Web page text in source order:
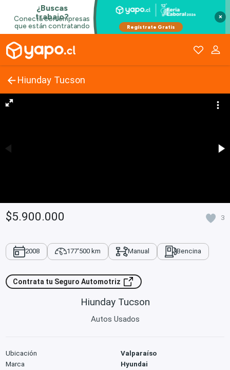
×
Hiunday Tucson
$5.900.000 3
2008 177'500 km Manual Bencina
Contrata tu Seguro Automotriz
Hiunday Tucson
Autos Usados
Ubicación
Valparaíso
Marca
Hyundai